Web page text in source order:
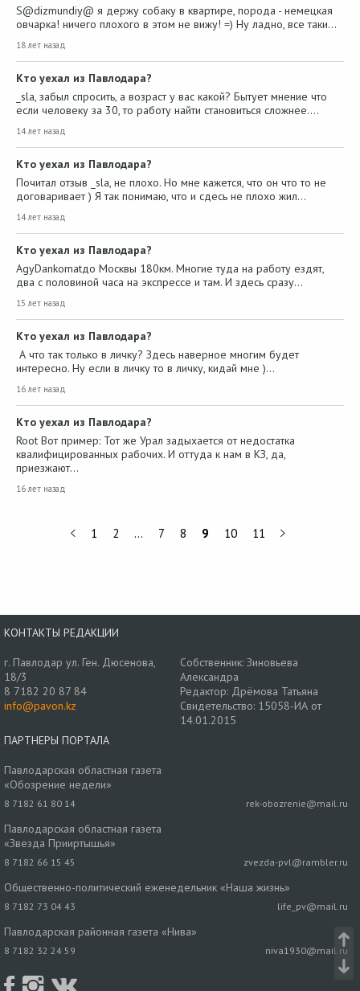
S@dizmundiy@ я держу собаку в квартире, порода - немецкая
овчарка! ничего плохого в этом не вижу! =) Ну ладно, все таки…
18 лет назад
Кто уехал из Павлодара?
_sla, забыл спросить, а возраст у вас какой? Бытует мнение что
если человеку за 30, то работу найти становиться сложнее.…
14 лет назад
Кто уехал из Павлодара?
Почитал отзыв _sla, не плохо. Но мне кажется, что он что то не
договаривает ) Я так понимаю, что и сдесь не плохо жил…
14 лет назад
Кто уехал из Павлодара?
AgyDankomatдо Москвы 180км. Многие туда на работу ездят,
два с половиной часа на экспрессе и там. И здесь сразу…
15 лет назад
Кто уехал из Павлодара?
А что так только в личку? Здесь наверное многим будет
интересно. Ну если в личку то в личку, кидай мне )…
16 лет назад
Кто уехал из Павлодара?
Root Вот пример: Тот же Урал задыхается от недостатка
квалифицированных рабочих. И оттуда к нам в КЗ, да,
приезжают…
16 лет назад
1 2 … 7 8 9 10 11
КОНТАКТЫ РЕДАКЦИИ
г. Павлодар ул. Ген. Дюсенова,
18/3
8 7182 20 87 84
info@pavon.kz
Собственник: Зиновьева
Александра
Редактор: Дрёмова Татьяна
Свидетельство: 15058-ИА от
14.01.2015
ПАРТНЕРЫ ПОРТАЛА
Павлодарская областная газета
«Обозрение недели»
8 7182 61 80 14 rek-obozrenie@mail.ru
Павлодарская областная газета
«Звезда Прииртышья»
8 7182 66 15 45 zvezda-pvl@rambler.ru
Общественно-политический еженедельник «Наша жизнь»
8 7182 73 04 43 life_pv@mail.ru
Павлодарская районная газета «Нива»
8 7182 32 24 59 niva1930@mail.ru